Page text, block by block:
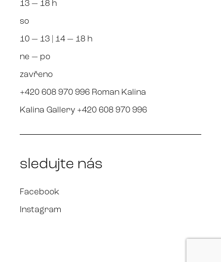
13 — 18 h
so
10 — 13 | 14 — 18 h
ne — po
zavřeno
+420 608 970 996 Roman Kalina
Kalina Gallery +420 608 970 996
sledujte nás
Facebook
Instagram